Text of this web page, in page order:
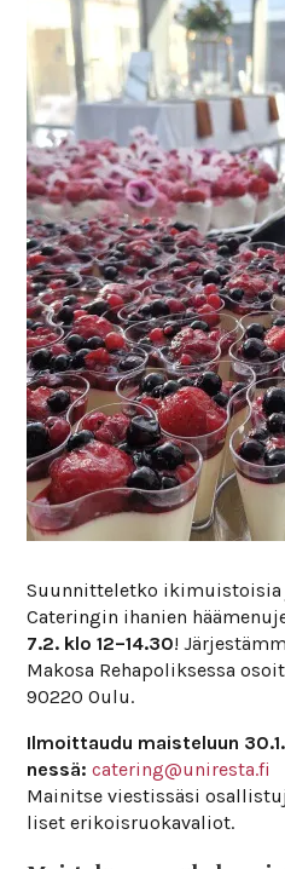
Suun­nit­te­letko iki­muis­toisia
Cate­ringin iha­nien
7.2. klo 12–14.30!
Makosa Reha­po­lik­sessa
90220 Oulu.
Ilmoit­taudu mais­te­luun
nessä: catering@uniresta.fi
Mai­nitse vies­tis­säsi
liset eri­kois­ruo­ka­va­liot.